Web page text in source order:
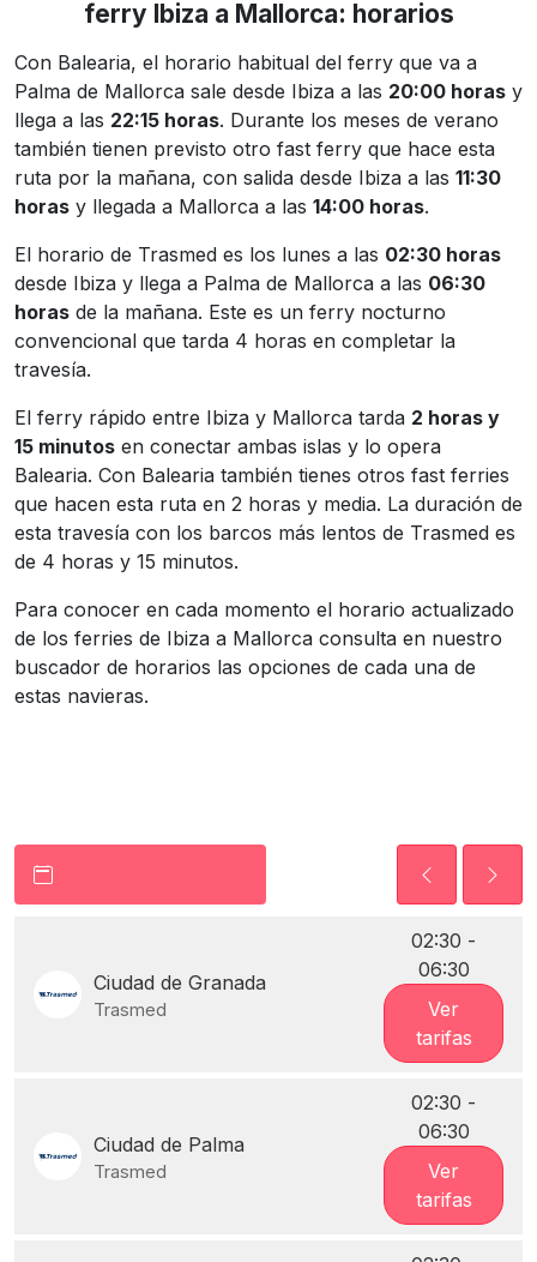
ferry Ibiza a Mallorca: horarios
Con Balearia, el horario habitual del ferry que va a
Palma de Mallorca sale desde Ibiza a las 20:00 horas y
llega a las 22:15 horas. Durante los meses de verano
también tienen previsto otro fast ferry que hace esta
ruta por la mañana, con salida desde Ibiza a las 11:30
horas y llegada a Mallorca a las 14:00 horas.
El horario de Trasmed es los lunes a las 02:30 horas
desde Ibiza y llega a Palma de Mallorca a las 06:30
horas de la mañana. Este es un ferry nocturno
convencional que tarda 4 horas en completar la
travesía.
El ferry rápido entre Ibiza y Mallorca tarda 2 horas y
15 minutos en conectar ambas islas y lo opera
Balearia. Con Balearia también tienes otros fast ferries
que hacen esta ruta en 2 horas y media. La duración de
esta travesía con los barcos más lentos de Trasmed es
de 4 horas y 15 minutos.
Para conocer en cada momento el horario actualizado
de los ferries de Ibiza a Mallorca consulta en nuestro
buscador de horarios las opciones de cada una de
estas navieras.
Ciudad de Granada
Trasmed
02:30 -
06:30
Ver
tarifas
Ciudad de Palma
Trasmed
02:30 -
06:30
Ver
tarifas